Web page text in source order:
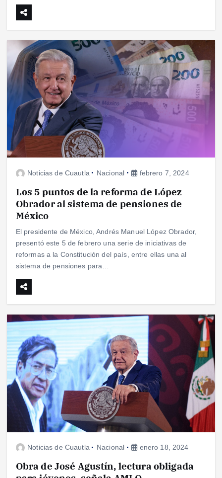
Noticias de Cuautla Nacional febrero 7, 2024
Los 5 puntos de la reforma de López
Obrador al sistema de pensiones de
México
El presidente de México, Andrés Manuel López Obrador,
presentó este 5 de febrero una serie de iniciativas de
reformas a la Constitución del país, entre ellas una al
sistema de pensiones para…
Noticias de Cuautla Nacional enero 18, 2024
Obra de José Agustín, lectura obligada